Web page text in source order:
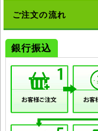
ご注文の流れ
銀行振込